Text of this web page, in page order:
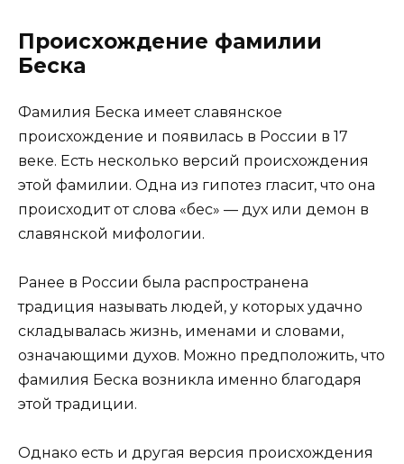
Происхождение фамилии
Беска
Фамилия Беска имеет славянское
происхождение и появилась в России в 17
веке. Есть несколько версий происхождения
этой фамилии. Одна из гипотез гласит, что она
происходит от слова «бес» — дух или демон в
славянской мифологии.
Ранее в России была распространена
традиция называть людей, у которых удачно
складывалась жизнь, именами и словами,
означающими духов. Можно предположить, что
фамилия Беска возникла именно благодаря
этой традиции.
Однако есть и другая версия происхождения